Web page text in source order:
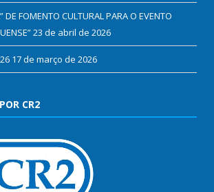
DE FOMENTO CULTURAL PARA O EVENTO
23 de abril de 2026
17 de março de 2026
CR2